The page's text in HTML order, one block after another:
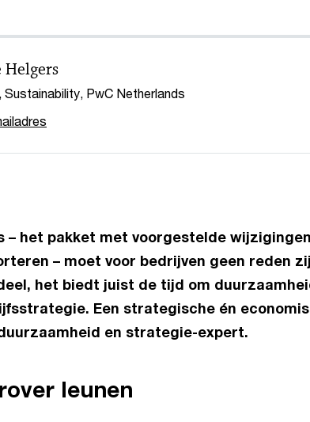
Helgers
Sustainability, PwC Netherlands
– het pakket met voorgestelde
– moet voor bedrijven geen reden
het biedt juist de tijd om
Een strategische én
en strategie-expert.
leunen